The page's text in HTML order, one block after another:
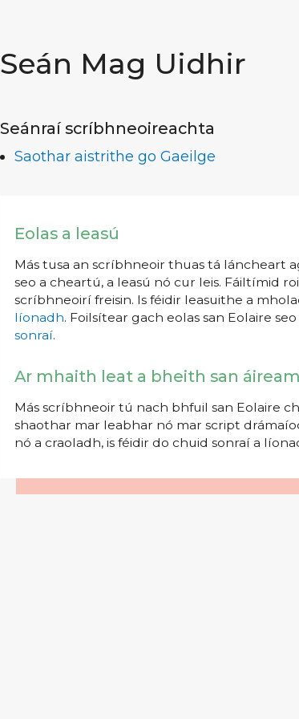
Seán Mag Uidhir
Seánraí scríbhneoireachta
Saothar aistrithe go Gaeilge
Eolas a leasú
Más tusa an scríbhneoir thuas tá láncheart
seo a cheartú, a leasú nó cur leis. Fáiltímid
scríbhneoirí freisin. Is féidir leasuithe a
líonadh. Foilsítear gach eolas san Eolaire
sonraí.
Ar mhaith leat a bheith san
Más scríbhneoir tú nach bhfuil san Eolaire
shaothar mar leabhar nó mar script
nó a craoladh, is féidir do chuid sonraí a